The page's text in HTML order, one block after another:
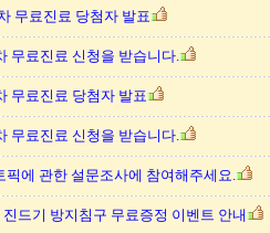
무료진료 당첨자 발표
무료진료 신청을 받습니다.
무료진료 당첨자 발표
무료진료 신청을 받습니다.
픽에 관한 설문조사에 참여해주세요.
진드기 방지침구 무료증정 이벤트 안내